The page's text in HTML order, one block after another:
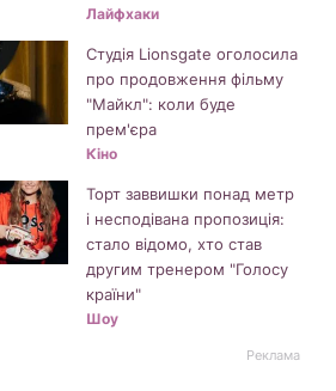
Лайфхаки
Студія Lionsgate оголосила
про продовження фільму
"Майкл": коли буде
прем'єра
Кіно
Торт заввишки понад метр
і несподівана пропозиція:
стало відомо, хто став
другим тренером "Голосу
країни"
Шоу
Реклама